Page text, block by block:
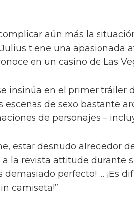
aún más la
tiene una apasionada
en un casino de Las
insinúa en el primer tráiler
escenas de sexo bastante
de personajes –
estar desnudo alrededor
la revista attitude durante
demasiado perfecto! … ¡Es
camiseta!”